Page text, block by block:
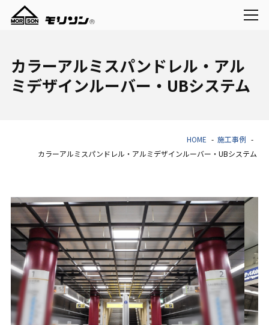
カラーアルミスパンドレル・アル
ミデザインルーバー・UBシステム
HOME
施工事例
カラーアルミスパンドレル・アルミデザインルーバー・UBシステム